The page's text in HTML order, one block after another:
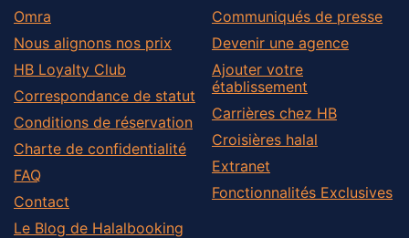
Omra
Nous alignons nos prix
HB Loyalty Club
Correspondance de statut
Conditions de réservation
Charte de confidentialité
FAQ
Contact
Le Blog de Halalbooking
Communiqués de presse
Devenir une agence
Ajouter votre
établissement
Carrières chez HB
Croisières halal
Extranet
Fonctionnalités Exclusives